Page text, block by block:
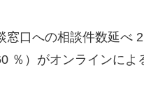
窓口への相談件数延べ
％）がオンラインによ